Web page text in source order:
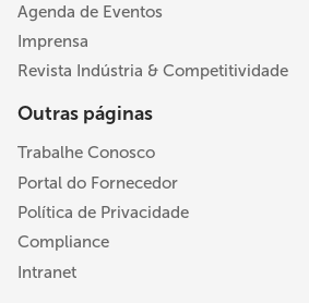
Agenda de Eventos
Imprensa
Revista Indústria & Competitividade
Outras páginas
Trabalhe Conosco
Portal do Fornecedor
Política de Privacidade
Compliance
Intranet